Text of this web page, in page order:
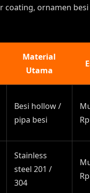
coating, ornamen
Material
Utama
Besi hollow /
pipa besi
Stainless
steel 201 /
304